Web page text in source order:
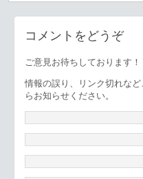
コメントをどうぞ
ご意見お待ちしております！
情報の誤り、リンク切れな
らお知らせください。